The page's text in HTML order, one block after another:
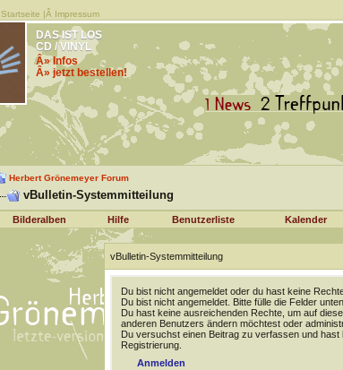
Startseite |Â Impressum
DAS IST LOS
CD / VINYL
Â» Infos
Â» jetzt bestellen!
Herbert Grönemeyer Forum
vBulletin-Systemmitteilung
Bilderalben Hilfe Benutzerliste Kalender
vBulletin-Systemmitteilung
Du bist nicht angemeldet oder du hast keine
Du bist nicht angemeldet. Bitte fülle die Felder
Du hast keine ausreichenden Rechte, um auf
anderen Benutzers ändern möchtest oder
Du versuchst einen Beitrag zu verfassen und
Registrierung.
Anmelden